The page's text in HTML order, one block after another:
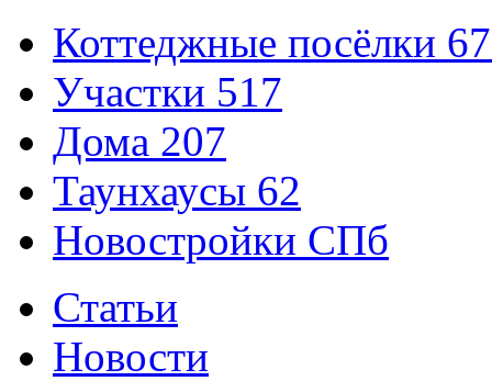
Коттеджные посёлки
Участки 517
Дома 207
Таунхаусы 62
Новостройки СПб
Статьи
Новости